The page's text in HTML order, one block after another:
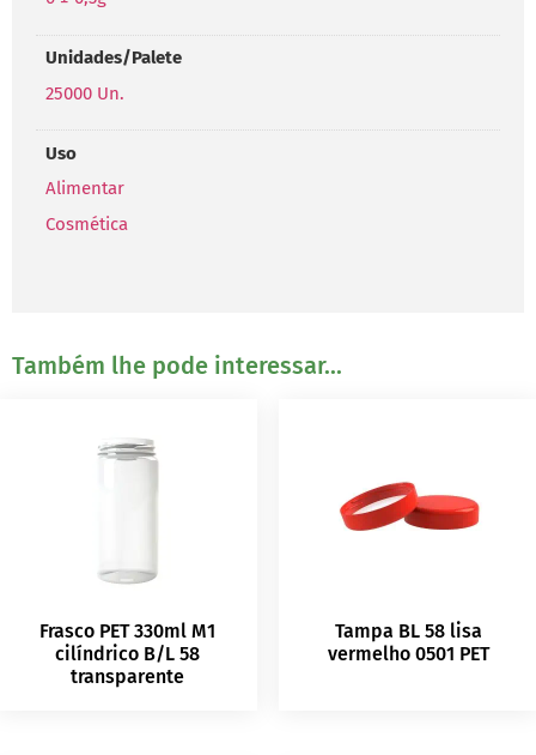
Unidades/Palete
25000 Un.
Uso
Alimentar
Cosmética
Também lhe pode interessar...
Frasco PET 330ml M1
cilíndrico B/L 58
transparente
Tampa BL 58 lisa
vermelho 0501 PET